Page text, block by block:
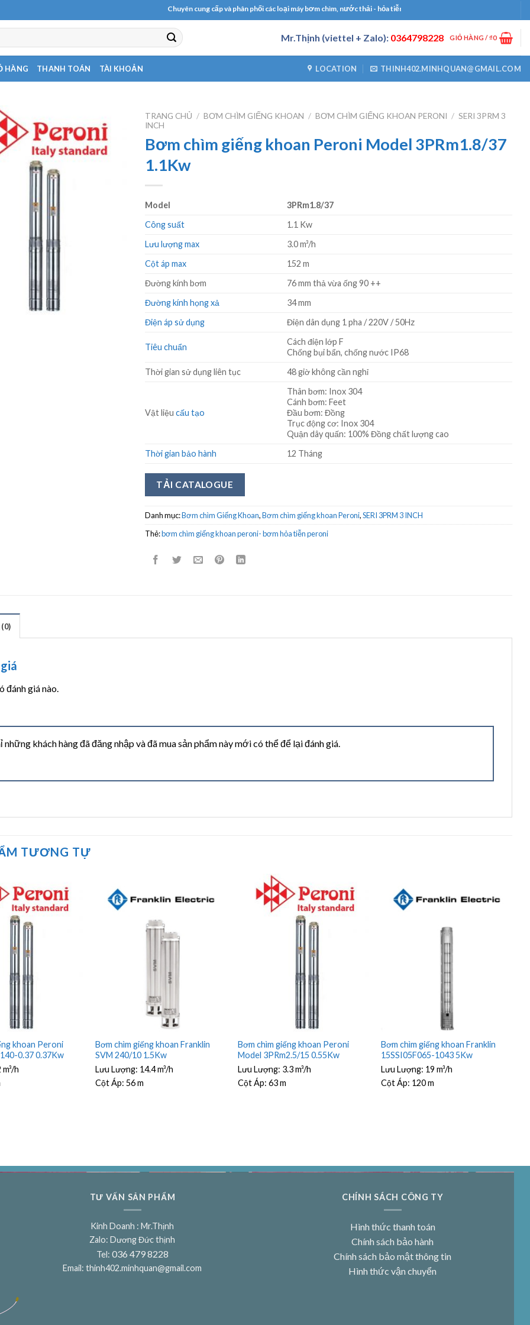
Chuyên cung cấp và phân phối các loại máy bơm chìm, nước thải - hỏa tiễn, bơm công nghiệp, bơm định lượng, máy
Mr.Thịnh (viettel + Zalo): 0364798228 GIỎ HÀNG /₫0
HÀNG THANH TOÁN TÀI KHOẢN LOCATION THINH402.MINHQUAN@GMAIL.COM
TRANG CHỦ / BƠM CHÌM GIẾNG KHOAN / BƠM CHÌM GIẾNG KHOAN PERONI / SERI 3PRM 3
INCH
Bơm chìm giếng khoan Peroni Model 3PRm1.8/37
1.1Kw
Model
3PRm1.8/37
Công suất
1.1 Kw
Lưu lượng max
3.0 m³/h
Cột áp max
152 m
Đường kính bơm
76 mm thả vừa ống 90 ++
Đường kính họng xả
34 mm
Điện áp sử dụng
Điện dân dụng 1 pha / 220V / 50Hz
Tiêu chuẩn
Cách điện lớp F
Chống bụi bẩn, chống nước IP68
Thời gian sử dụng liên tục
48 giờ không cần nghỉ
Vật liệu cấu tạo
Thân bơm: Inox 304
Cánh bơm: Feet
Đầu bơm: Đồng
Trục động cơ: Inox 304
Quận dây quấn: 100% Đồng chất lượng cao
Thời gian bảo hành
12 Tháng
TẢI CATALOGUE
Danh mục:Bơm chìm Giếng Khoan,Bơm chìm giếng khoan Peroni,SERI 3PRM 3 INCH
Thẻ:bơm chìm giếng khoan peroni- bơm hỏa tiễn peroni
đánh giá nào.
những khách hàng đã đăng nhập và đã mua sản phẩm này mới có thể để lại đánh giá.
TƯƠNG TỰ
khoan Peroni
0.37 0.37Kw
m³/h
Bơm chìm giếng khoan Franklin
SVM 240/10 1.5Kw
Lưu Lượng: 14.4 m³/h
Cột Áp: 56 m
Bơm chìm giếng khoan Peroni
Model 3PRm2.5/15 0.55Kw
Lưu Lượng: 3.3 m³/h
Cột Áp:63 m
Bơm chìm giếng khoan Franklin
15SSI05F065-1043 5Kw
Lưu Lượng: 19 m³/h
Cột Áp: 120 m
TƯ VẤN SẢN PHẨM
Kinh Doanh : Mr.Thịnh
Zalo: Dương Đức thịnh
Tel: 036 479 8228
Email:thinh402.minhquan@gmail.com
CHÍNH SÁCH CÔNG TY
Hình thức thanh toán
Chính sách bảo hành
Chính sách bảo mật thông tin
Hình thức vận chuyển